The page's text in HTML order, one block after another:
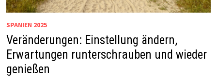
SPANIEN 2025
Veränderungen: Einstellung ändern,
Erwartungen runterschrauben und wieder
genießen